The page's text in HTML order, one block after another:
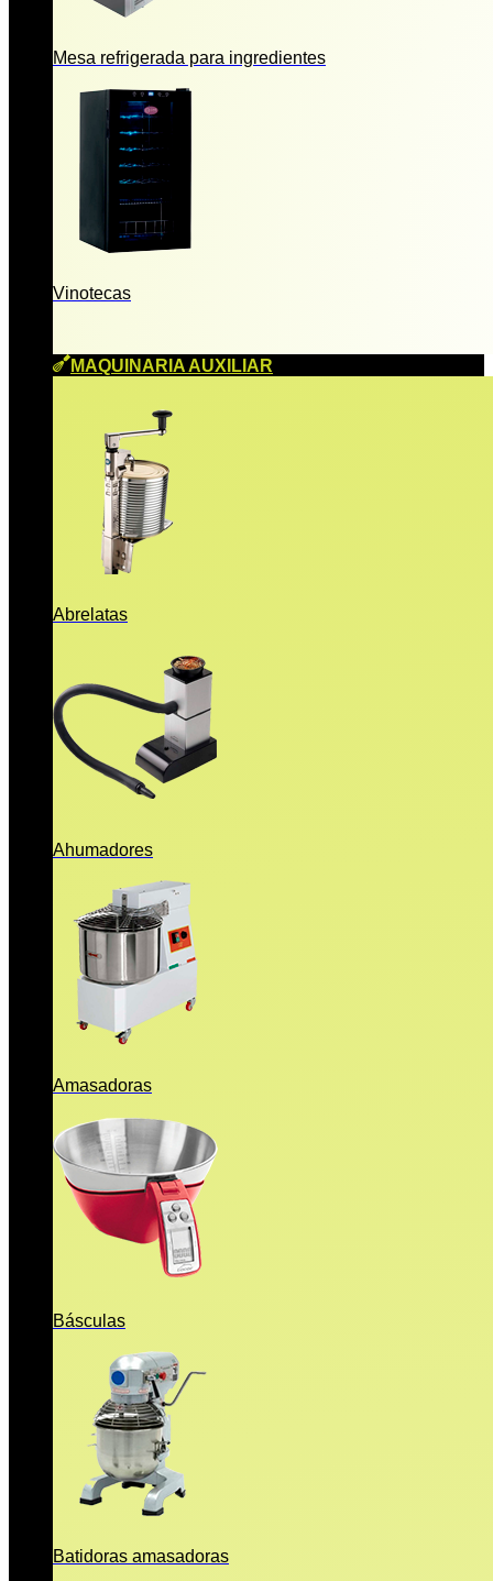
Mesa refrigerada para ingredientes
Vinotecas
MAQUINARIA AUXILIAR
Abrelatas
Ahumadores
Amasadoras
Básculas
Batidoras amasadoras